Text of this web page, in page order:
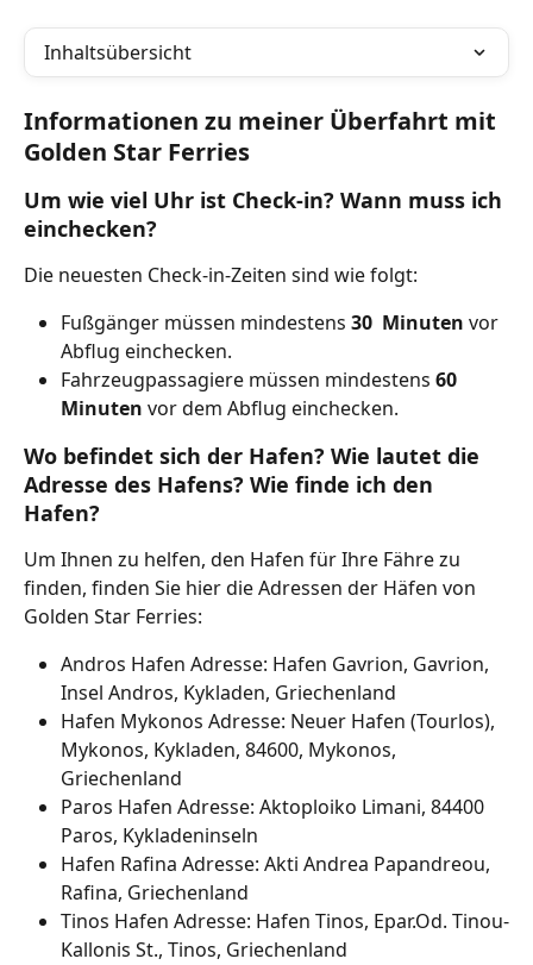
Inhaltsübersicht
Informationen zu meiner Überfahrt mit
Golden Star Ferries
Um wie viel Uhr ist Check-in? Wann muss ich
einchecken?
Die neuesten Check-in-Zeiten sind wie folgt:
Fußgänger müssen mindestens 30 Minuten vor
Abflug einchecken.
Fahrzeugpassagiere müssen mindestens 60
Minuten vor dem Abflug einchecken.
Wo befindet sich der Hafen? Wie lautet die
Adresse des Hafens? Wie finde ich den
Hafen?
Um Ihnen zu helfen, den Hafen für Ihre Fähre zu
finden, finden Sie hier die Adressen der Häfen von
Golden Star Ferries:
Andros Hafen Adresse: Hafen Gavrion, Gavrion,
Insel Andros, Kykladen, Griechenland
Hafen Mykonos Adresse: Neuer Hafen (Tourlos),
Mykonos, Kykladen, 84600, Mykonos,
Griechenland
Paros Hafen Adresse: Aktoploiko Limani, 84400
Paros, Kykladeninseln
Hafen Rafina Adresse: Akti Andrea Papandreou,
Rafina, Griechenland
Tinos Hafen Adresse: Hafen Tinos, Epar.Od. Tinou-
Kallonis St., Tinos, Griechenland